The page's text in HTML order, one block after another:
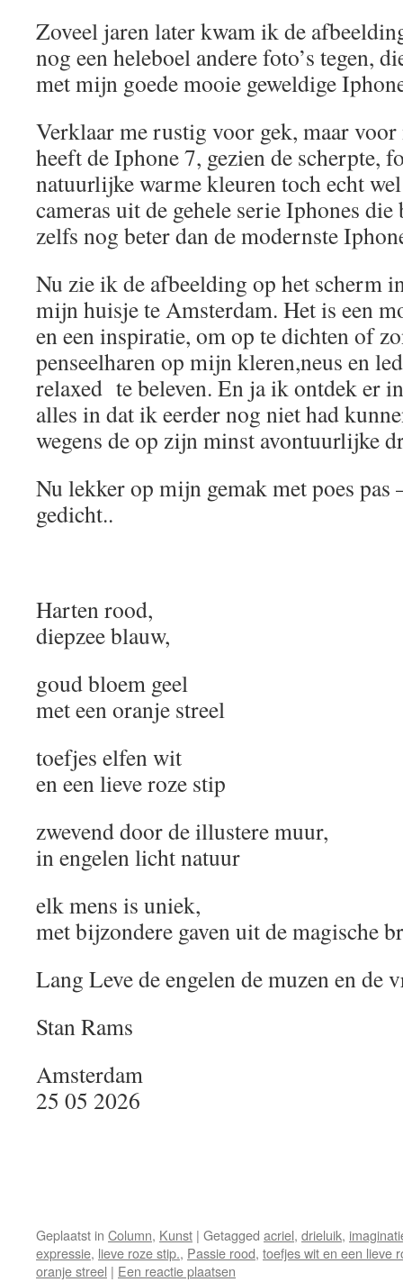
Zoveel jaren later kwam ik de
nog een heleboel andere foto’s tegen,
met mijn goede mooie geweldige
Verklaar me rustig voor gek, maar
heeft de Iphone 7, gezien de scherpte,
natuurlijke warme kleuren toch echt wel
cameras uit de gehele serie Iphones
zelfs nog beter dan de modernste
Nu zie ik de afbeelding op het scherm
mijn huisje te Amsterdam. Het is een
en een inspiratie, om op te dichten of
penseelharen op mijn kleren,neus en
relaxed te beleven. En ja ik ontdek er
alles in dat ik eerder nog niet had
wegens de op zijn minst avontuurlijke
Nu lekker op mijn gemak met poes
gedicht..
Harten rood,
diepzee blauw,
goud bloem geel
met een oranje streel
toefjes elfen wit
en een lieve roze stip
zwevend door de illustere muur,
in engelen licht natuur
elk mens is uniek,
met bijzondere gaven uit de magische
Lang Leve de engelen de muzen en de
Stan Rams
Amsterdam
25 05 2026
Geplaatst in Column, Kunst | Getagged acriel, drieluik,
expressie, lieve roze stip., Passie rood, toefjes wit en een lieve
oranje streel | Een reactie plaatsen